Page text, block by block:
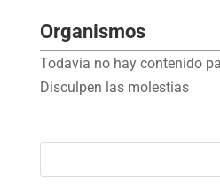
Organismos
Todavía no hay contenido
Disculpen las molestias